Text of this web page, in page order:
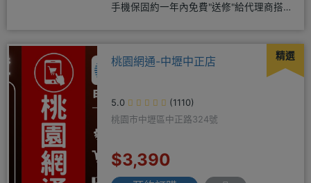
手機保固約一年內免費"送修"給代理商搭
精選
桃園網通-中壢中正店
5.0
(1110)
桃園市中壢區中正路324號
$3,390